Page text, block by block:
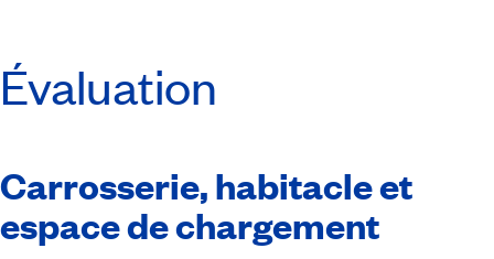
Évaluation
Carrosserie, habitacle et
espace de chargement